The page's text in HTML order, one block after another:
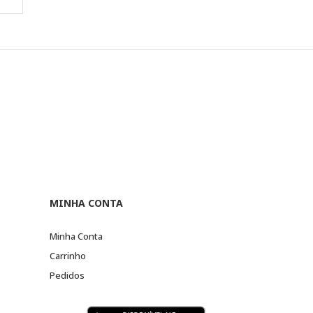
MINHA CONTA
Minha Conta
Carrinho
Pedidos